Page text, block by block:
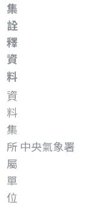
集
詮
釋
資
料
資
料
集
所
屬
單
位
中央氣象署